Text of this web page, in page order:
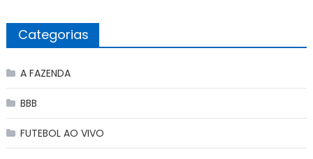
Categorias
A FAZENDA
BBB
FUTEBOL AO VIVO